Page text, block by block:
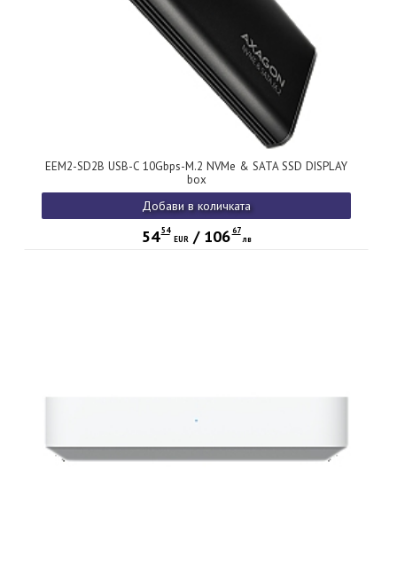
EEM2-SD2B USB-C 10Gbps-M.2 NVMe & SATA SSD DISPLAY
box
Добави в количката
54 54
EUR/ 106 67
лв